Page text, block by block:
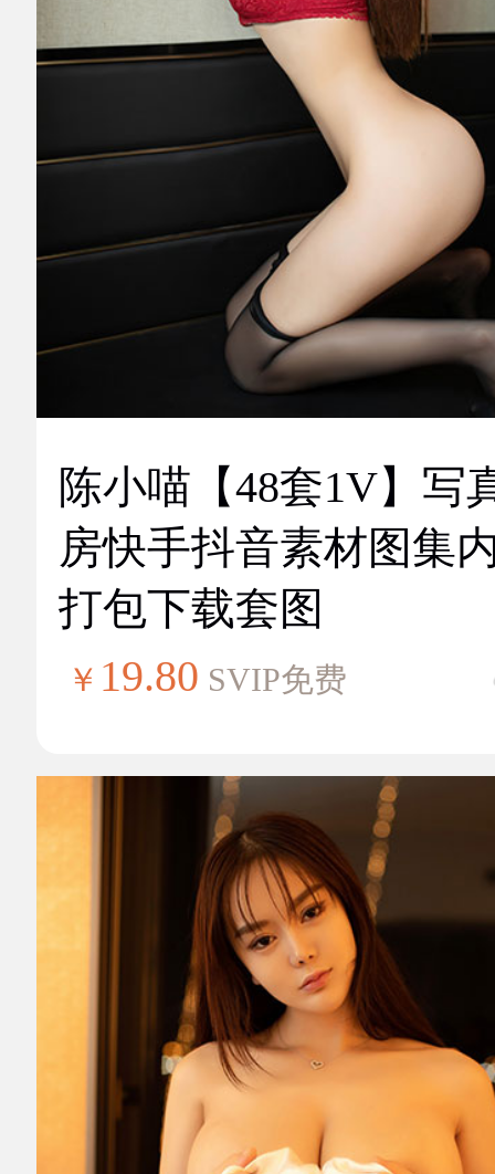
陈小喵【48套1V】写
房快手抖音素材图集
打包下载套图
￥ 19.80 SVIP免费